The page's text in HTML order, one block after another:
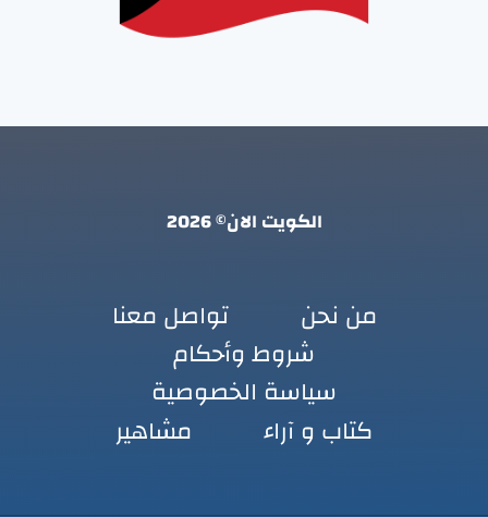
الكويت الان© 2026
من نحن
تواصل معنا
شروط وأحكام
سياسة الخصوصية
كتاب و آراء
مشاهير